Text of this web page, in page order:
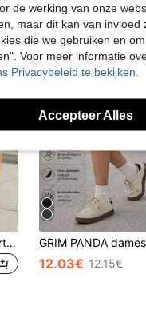
GRIM PANDA 2-in-1 sportshort voor dames met ingebouwde voering, sneldrogend, lichtgewicht, zomerse yoga-, hardloop-, jog-, fitness- en trainingsshort, casual atletische short
12.03€ 12.15€
de werking van onze
maar dit kan van
die we gebruiken en
Voor meer informatie
Privacybeleid te bekijken.
Accepteer Alles